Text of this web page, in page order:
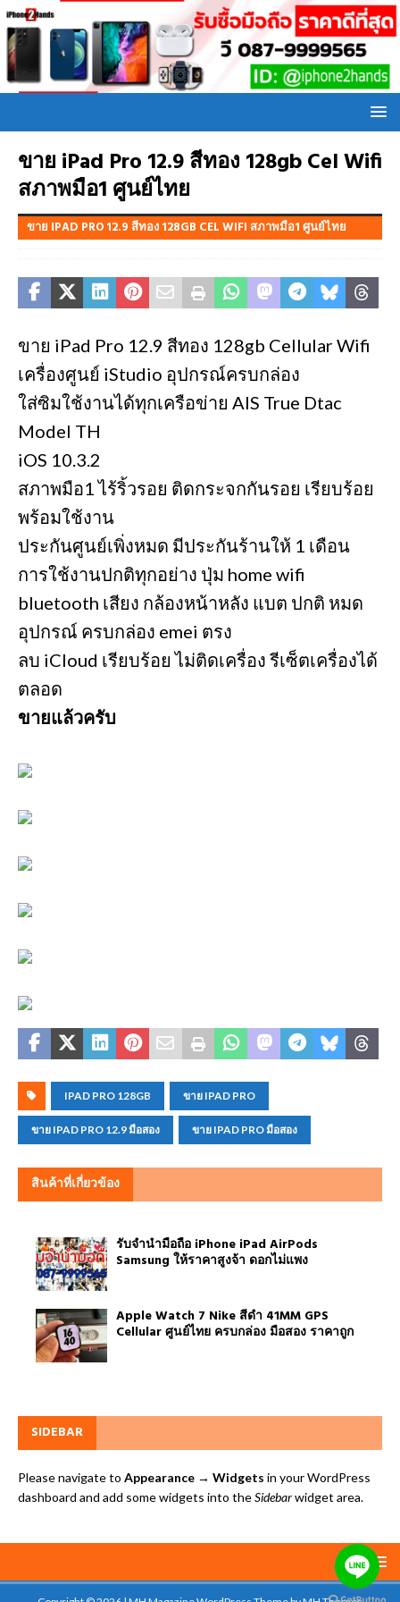
ขาย iPad Pro 12.9 สีทอง 128gb Cel Wifi
สภาพมือ1 ศูนย์ไทย
ขาย IPAD PRO 12.9 สีทอง 128GB CEL WIFI สภาพมือ1 ศูนย์ไทย
ขาย iPad Pro 12.9 สีทอง 128gb Cellular Wifi
เครื่องศูนย์ iStudio อุปกรณ์ครบกล่อง
ใส่ซิมใช้งานได้ทุกเครือข่าย AIS True Dtac
Model TH
iOS 10.3.2
สภาพมือ1 ไร้ริ้วรอย ติดกระจกกันรอย เรียบร้อย
พร้อมใช้งาน
ประกันศูนย์เพิ่งหมด มีประกันร้านให้ 1 เดือน
การใช้งานปกติทุกอย่าง ปุ่ม home wifi
bluetooth เสียง กล้องหน้าหลัง แบต ปกติ หมด
อุปกรณ์ ครบกล่อง emei ตรง
ลบ iCloud เรียบร้อย ไม่ติดเครื่อง รีเซ็ตเครื่องได้
ตลอด
ขายแล้วครับ
IPAD PRO 128GB ขาย IPAD PRO
ขาย IPAD PRO 12.9 มือสอง ขาย IPAD PRO มือสอง
สินค้าที่เกี่ยวข้อง
รับจำนำมือถือ iPhone iPad AirPods
Samsung ให้ราคาสูงจ้า ดอกไม่แพง
Apple Watch 7 Nike สีดำ 41MM GPS
Cellular ศูนย์ไทย ครบกล่อง มือสอง ราคาถูก
SIDEBAR
Please navigate to Appearance → Widgets in your WordPress
dashboard and add some widgets into theSidebarwidget area.